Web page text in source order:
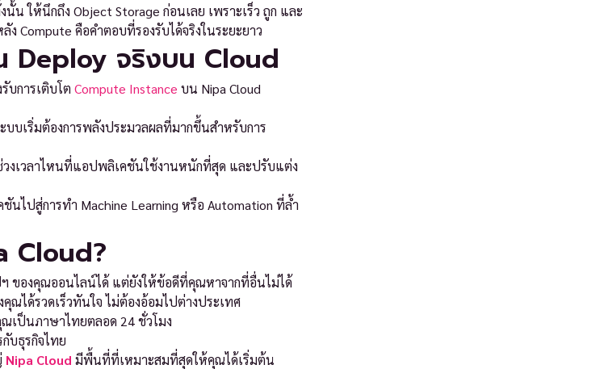
น ให้นึกถึง Object Storage ก่อนเลย เพราะเร็ว ถูก และ
Compute คือคำตอบที่รองรับได้จริงในระยะยาว
Deploy จริงบน Cloud
บการเติบโต Compute Instance บน Nipa Cloud
บเริ่มต้องการพลังประมวลผลที่มากขึ้นสำหรับการ
งเวลาไหนที่แอปพลิเคชันใช้งานหนักที่สุด และปรับแต่ง
ไปสู่การทำ Machine Learning หรือ Automation ที่ล้ำ
Cloud?
ของคุณออนไลน์ได้ แต่ยังให้ข้อดีที่คุณหาจากที่อื่นไม่ได้
ณได้รวดเร็วทันใจ ไม่ต้องอ้อมไปต่างประเทศ
เป็นภาษาไทยตลอด 24 ชั่วโมง
บธุรกิจไทย
Nipa Cloud มีพื้นที่ที่เหมาะสมที่สุดให้คุณได้เริ่มต้น